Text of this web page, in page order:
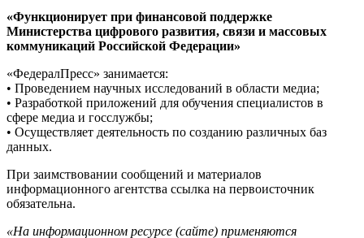
«Функционирует при финансовой поддержке
Министерства цифрового развития, связи и массовых
коммуникаций Российской Федерации»
«ФедералПресс» занимается:
• Проведением научных исследований в области медиа;
• Разработкой приложений для обучения специалистов в
сфере медиа и госслужбы;
• Осуществляет деятельность по созданию различных баз
данных.
При заимствовании сообщений и материалов
информационного агентства ссылка на первоисточник
обязательна.
«На информационном ресурсе (сайте) применяются